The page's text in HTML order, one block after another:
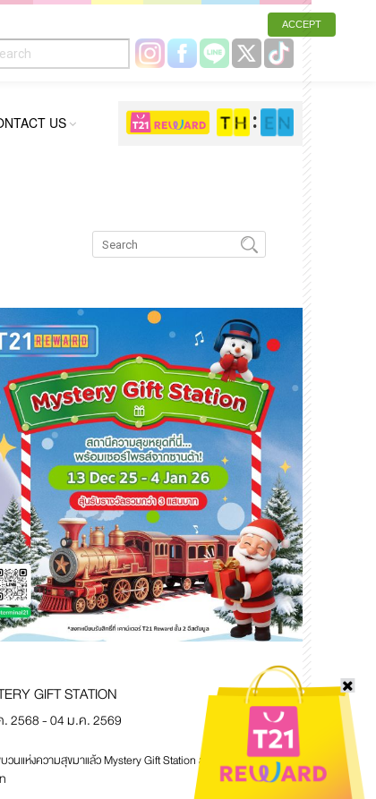
US
GIFT STATION
. 2568 - 04 ม.ค. 2569
วนแห่งความสุขมาแล้ว Mystery Gift Station ลุ้นรางวัลรวมกว่า 3
ACCEPT